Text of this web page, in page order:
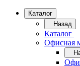
Каталог
Назад
Каталог
Офисная